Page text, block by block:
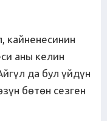
кайненесинин
аны келин
да бул үйдүн
бөтөн сезген